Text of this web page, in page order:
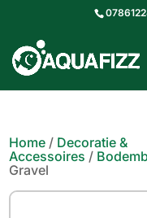
Home / Decoratie &
Accessoires /
Gravel